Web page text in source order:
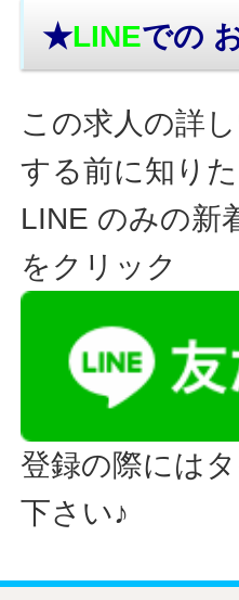
★LINEでの
この求人の詳
する前に知り
LINE のみの新
をクリック
登録の際には
下さい♪